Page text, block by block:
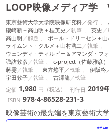
LOOP映像メディア学
東京藝術大学大学院映像研究科
磯崎新＋高山明＋桂英史
英史
高山明
ポール・ドリエセン＋山
ライムント・クルメ＋山村浩二
ウェンディ・ティルビー＆アマンダ・フ
諏訪敦彦
c-project（佐藤雅彦）
蔣雯
東方悠平 伊阪柊
宇田敦子
古澤龍
定価 1,980 円（税込） 刊行日 2019
ISBN 978-4-86528-231-3
映像芸術の最先端を東京藝術大